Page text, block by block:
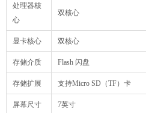
处理器核
心
双核心
显卡核心 双核心
存储介质 Flash 闪盘
存储扩展 支持Micro SD（TF）卡
屏幕尺寸 7英寸